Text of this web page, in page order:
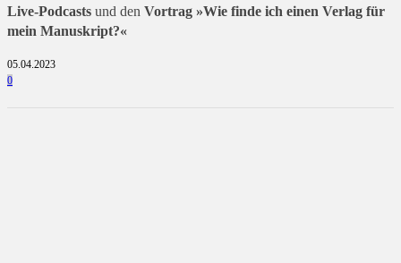
Live-Podcasts und den Vortrag »Wie finde ich einen Verlag für
mein Manuskript?«
05.04.2023
0